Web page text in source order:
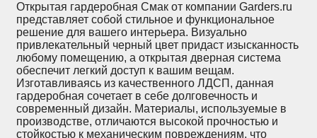
Открытая гардеробная Смак от компании Garders.ru
представляет собой стильное и функциональное
решение для вашего интерьера. Визуально
привлекательный черный цвет придаст изысканность
любому помещению, а открытая дверная система
обеспечит легкий доступ к вашим вещам.
Изготавливаясь из качественного ЛДСП, данная
гардеробная сочетает в себе долговечность и
современный дизайн. Материалы, используемые в
производстве, отличаются высокой прочностью и
стойкостью к механическим повреждениям, что